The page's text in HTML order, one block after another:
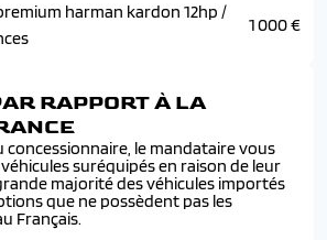
harman kardon 12hp /
1 000 €
RAPPORT À LA
le mandataire vous
suréquipés en raison de leur
majorité des véhicules importés
que ne possèdent pas les
Français.